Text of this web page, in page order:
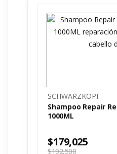
SCHWARZKOPF
Shampoo Repair
1000ML
$192,500
$179,025